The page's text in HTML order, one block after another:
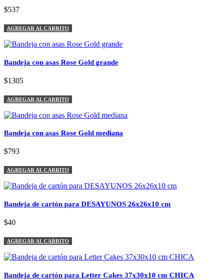
$537
AGREGAR AL CARRITO
Bandeja con asas Rose Gold grande
$1305
AGREGAR AL CARRITO
Bandeja con asas Rose Gold mediana
$793
AGREGAR AL CARRITO
Bandeja de cartón para DESAYUNOS 26x26x10 cm
$40
AGREGAR AL CARRITO
Bandeja de cartón para Letter Cakes 37x30x10 cm CHICA